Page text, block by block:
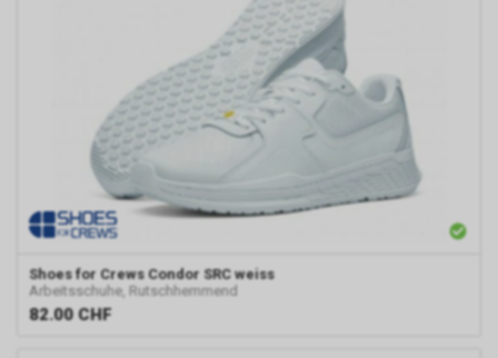
Shoes for Crews Condor SRC weiss
Arbeitsschuhe, Rutschhemmend
82.00 CHF